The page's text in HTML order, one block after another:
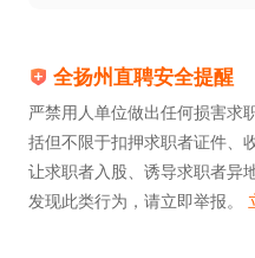
全扬州直聘安全提醒
严禁用人单位做出任何损害求
括但不限于扣押求职者证件、
让求职者入股、诱导求职者异
发现此类行为，请立即举报。